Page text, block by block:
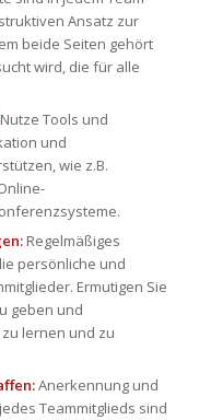
Ansatz zur
beide Seiten gehört
wird, die für alle
Tools und
und
wie z.B.
Regelmäßiges
persönliche und
Ermutigen Sie
geben und
lernen und zu
Anerkennung und
Teammitglieds sind